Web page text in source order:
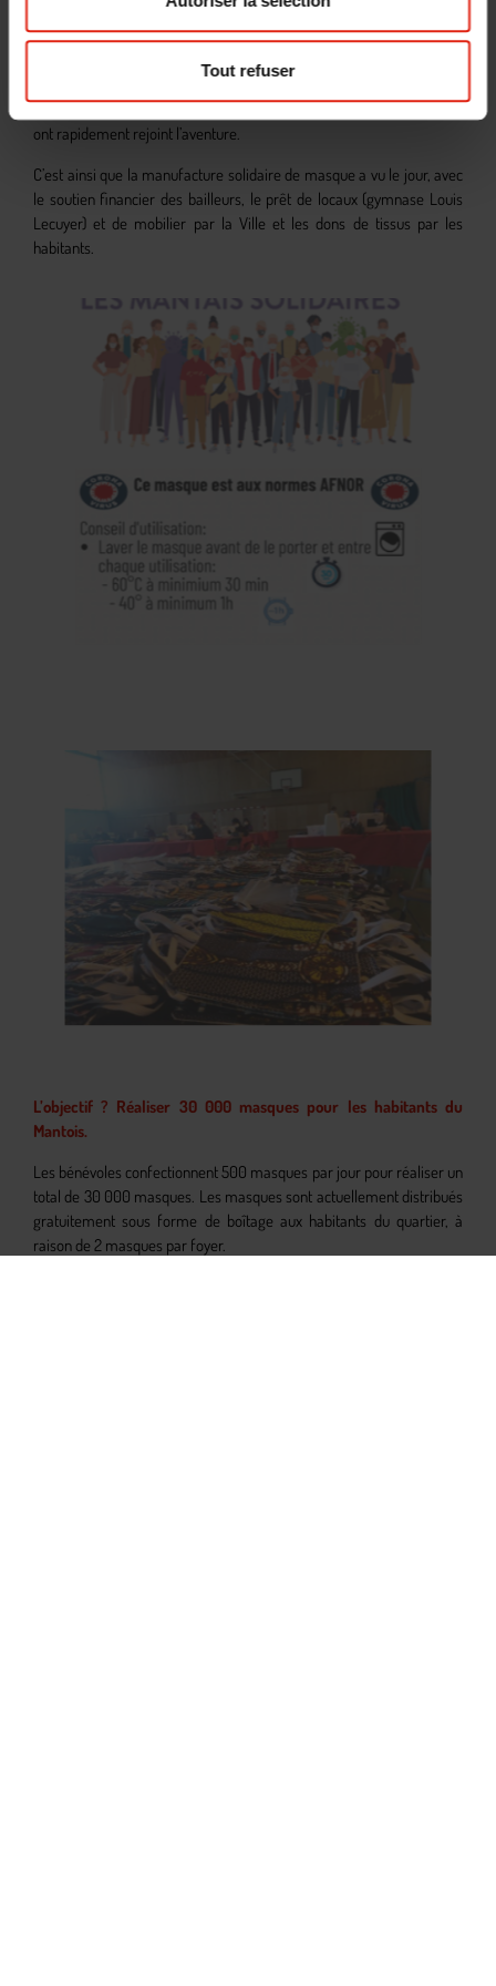
Tout refuser
les habitants de leur résidence soutenu par leur bailleur Les
Résidences Yvelines Essonne, la Ville et les centres sociaux.
Convaincu qu’ensemble nous irons plus loin, BATIGERE EN ILE-DE-
de la commune (CDC Habitat et 1001 vies Habitat), et les habitants
ont rapidement rejoint l’aventure.
C’est ainsi que la manufacture solidaire de masque a vu le jour, avec
le soutien financier des bailleurs, le prêt de locaux (gymnase Louis
Lecuyer) et de mobilier par la Ville et les dons de tissus par les
habitants.
L’objectif ? Réaliser 30 000 masques pour les habitants du
Mantois.
Les bénévoles confectionnent 500 masques par jour pour réaliser un
total de 30 000 masques. Les masques sont actuellement distribués
gratuitement sous forme de boîtage aux habitants du quartier, à
raison de 2 masques par foyer.